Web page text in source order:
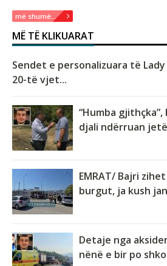
më shumë...
MË TË KLIKUARAT
Sendet e personalizuara të
20-të vjet...
“Humba
djali ndërruan
EMRAT/ Bajri
burgut, ja kush
Detaje nga
nënë e bir po